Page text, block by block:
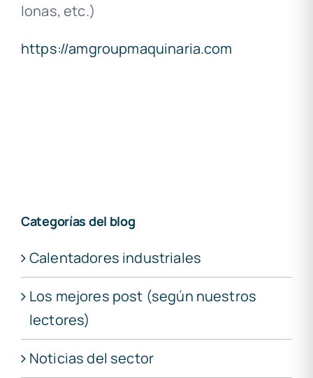
lonas, etc.)
https://amgroupmaquinaria.com
Categorías del blog
Calentadores industriales
Los mejores post (según nuestros
lectores)
Noticias del sector